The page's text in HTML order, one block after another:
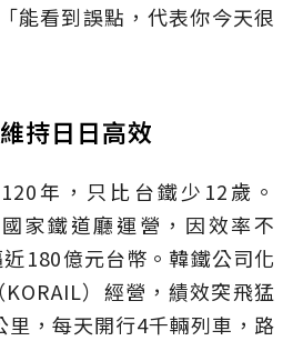
能看到誤點，代表你今天很
持日日高效
年，只比台鐵少12歲。
家鐵道廳運營，因效率不
180億元台幣。韓鐵公司化
）經營，績效突飛猛
，每天開行4千輛列車，路